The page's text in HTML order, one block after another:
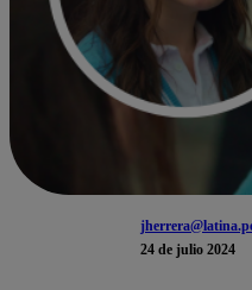
24 de julio 2024